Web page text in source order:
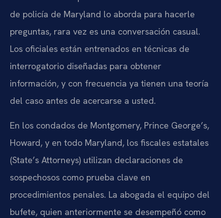
de policía de Maryland lo aborda para hacerle
preguntas, rara vez es una conversación casual.
Los oficiales están entrenados en técnicas de
interrogatorio diseñadas para obtener
información, y con frecuencia ya tienen una teoría
del caso antes de acercarse a usted.
En los condados de Montgomery, Prince George’s,
Howard, y en todo Maryland, los fiscales estatales
(State’s Attorneys) utilizan declaraciones de
sospechosos como prueba clave en
procedimientos penales. La abogada el equipo del
bufete, quien anteriormente se desempeñó como